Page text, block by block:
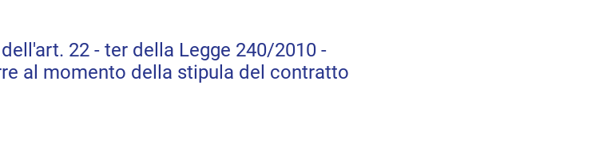
22 - ter della Legge 240/2010 -
al momento della stipula del contratto